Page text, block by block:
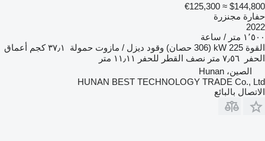
$144,800
≈ €125,300
حفارة مجنزرة
2022
١٬٥٠٠ متر / ساعة
القوة 225 kW (306 حصان) وقود ديزل / مازوت حمولة ٣٧٫١ كجم
أعماق
الحفر
٧٫٥٦ متر نصف القطر للحفر
١١٫١١ متر
الصين، Hunan
HUNAN BEST TECHNOLOGY TRADE Co., Ltd
الاتصال بالبائع